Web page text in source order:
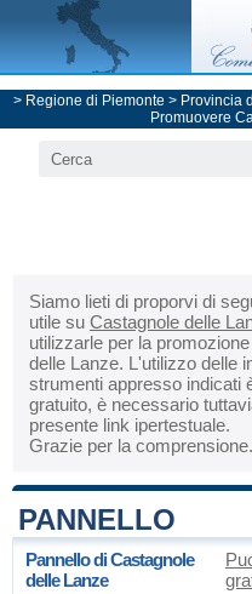
> Regione di Piemonte > Provincia
Promuovere
Siamo lieti di proporvi di
utile su Castagnole delle
utilizzarle per la
delle Lanze. L'utilizzo delle
strumenti appresso indicati
gratuito, è necessario
presente link ipertestuale.
Grazie per la
PANNELLO
Pannello di Castagnole
delle Lanze